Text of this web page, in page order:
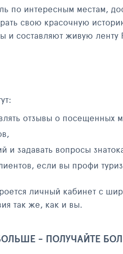
по интересным местам,
свою красочную
и составляют живую ленту
отзывы о посещенных
и задавать вопросы
если вы профи
личный кабинет с
так же, как и вы.
- ПОЛУЧАЙТЕ